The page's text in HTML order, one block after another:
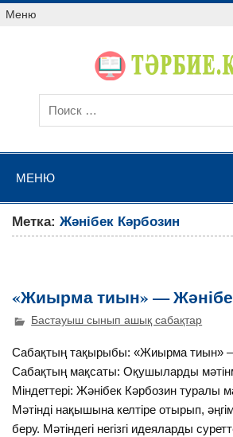
Меню
МЕНЮ
Метка:Жәнібек Кәрбозин
«Жиырма тиын» —
Бастауыш сынып ашық сабақтар
Сабақтың тақырыбы: «Жиырма тиын»
Сабақтың мақсаты: Оқушыларды
Міндеттері: Жәнібек Кәрбозин туралы
Мәтінді нақышына келтіре отырып,
беру. Мәтіндегі негізгі идеяларды